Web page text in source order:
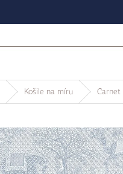
Košile na míru Carnet